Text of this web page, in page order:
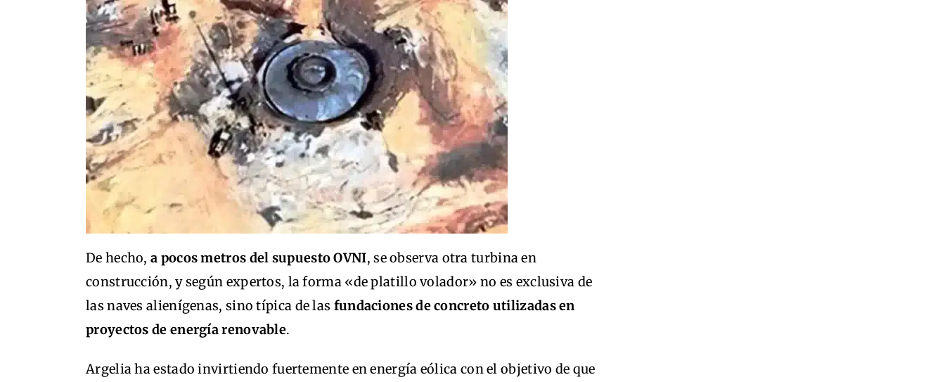
De hecho, a pocos metros del supuesto OVNI, se observa otra turbina en
construcción, y según expertos, la forma «de platillo volador» no es exclusiva de
las naves alienígenas, sino típica de las fundaciones de concreto utilizadas en
proyectos de energía renovable.
Argelia ha estado invirtiendo fuertemente en energía eólica con el objetivo de que